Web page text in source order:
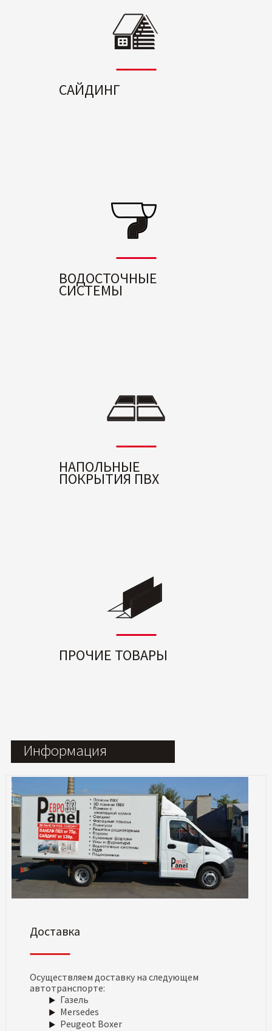
САЙДИНГ
ВОДОСТОЧНЫЕ
СИСТЕМЫ
НАПОЛЬНЫЕ
ПОКРЫТИЯ ПВХ
ПРОЧИЕ ТОВАРЫ
Информация
Доставка
Осуществляем доставку на следующем
автотранспорте:
Газель
Mersedes
Peugeot Boxer